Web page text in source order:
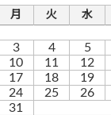
月
火 水
3
4 5
10
11 12
17
18 19
24
25 26
31